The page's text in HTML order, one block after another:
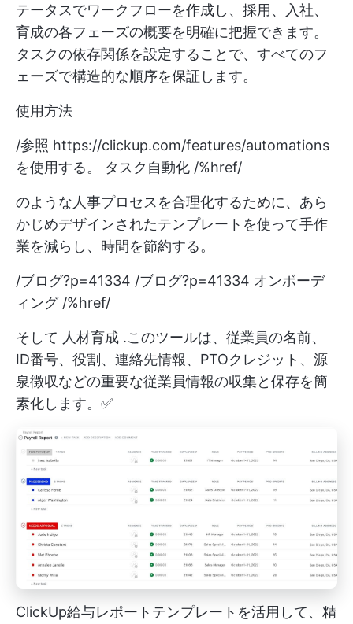
テータスでワークフローを作成し、採用、入社、
育成の各フェーズの概要を明確に把握できます。
タスクの依存関係を設定することで、すべてのフ
ェーズで構造的な順序を保証します。
使用方法
/参照 https://clickup.com/features/automations
を使用する。 タスク自動化 /%href/
のような人事プロセスを合理化するために、あら
かじめデザインされたテンプレートを使って手作
業を減らし、時間を節約する。
/ブログ?p=41334 /ブログ?p=41334 オンボーデ
ィング /%href/
そして 人材育成 .このツールは、従業員の名前、
ID番号、役割、連絡先情報、PTOクレジット、源
泉徴収などの重要な従業員情報の収集と保存を簡
素化します。✅
ClickUp給与レポートテンプレートを活用して、精